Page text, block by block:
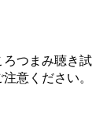
つまみ聴き
意ください。